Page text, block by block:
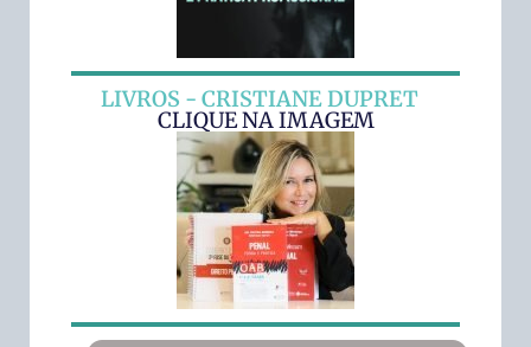
LIVROS - CRISTIANE DUPRET
CLIQUE NA IMAGEM